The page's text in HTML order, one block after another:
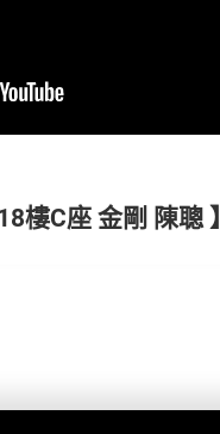
樓C座 金剛 陳聰 】